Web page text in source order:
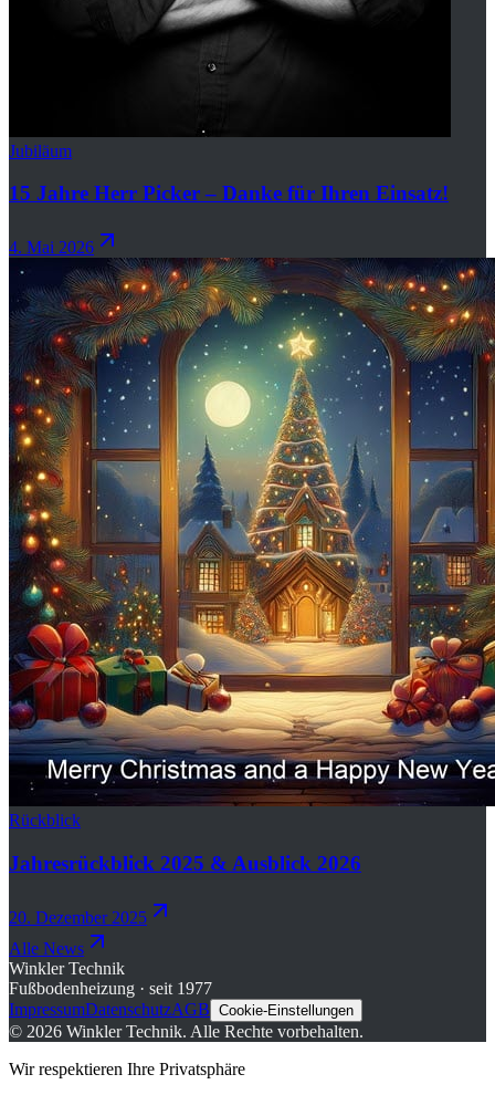
Jubiläum
15 Jahre Herr Picker – Danke für Ihren Einsatz!
4. Mai 2026
Rückblick
Jahresrückblick 2025 & Ausblick 2026
20. Dezember 2025
Alle News
Winkler Technik
Fußbodenheizung · seit 1977
ImpressumDatenschutzAGB Cookie-Einstellungen
© 2026 Winkler Technik. Alle Rechte vorbehalten.
Wir respektieren Ihre Privatsphäre